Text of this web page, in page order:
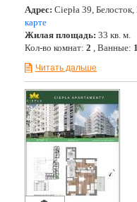
Адрес: Ciepła 39,
карте
Жилая площадь: 33 кв. м.
Кол-во комнат: 2 , Ванные: 1
Читать дальше